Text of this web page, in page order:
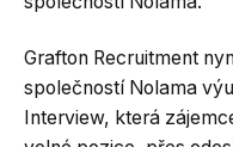
Grafton Recruitment
společností Nolama
Interview, která